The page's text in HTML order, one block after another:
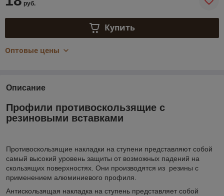
руб.
Купить
Оптовые цены
Описание
Профили противоскользящие с
резиновыми вставками
Противоскользящие накладки на ступени представляют собой
самый высокий уровень защиты от возможных падений на
скользящих поверхностях. Они производятся из резины с
применением алюминиевого профиля.
Антискользящая накладка на ступень представляет собой